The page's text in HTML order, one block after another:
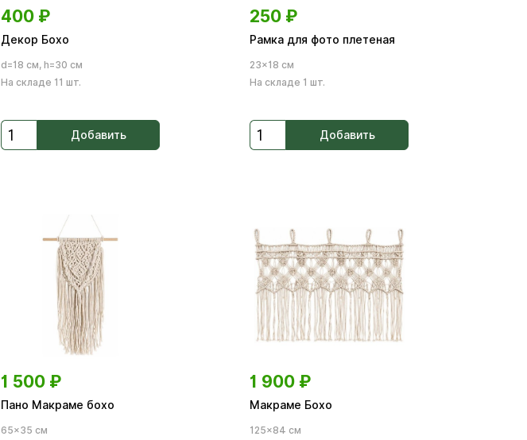
400 ₽
Декор Бохо
d=18 см, h=30 см
На складе 11 шт.
Добавить
250 ₽
Рамка для фото плетеная
23×18 см
На складе 1 шт.
Добавить
1 500 ₽
Пано Макраме бохо
65×35 см
1 900 ₽
Макраме Бохо
125×84 см